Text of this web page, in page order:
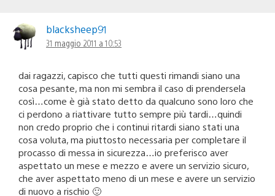
blacksheep91
31 maggio 2011 a 10:53
dai ragazzi, capisco che tutti questi rimandi siano una
cosa pesante, ma non mi sembra il caso di prendersela
così…come è già stato detto da qualcuno sono loro che
ci perdono a riattivare tutto sempre più tardi…quindi
non credo proprio che i continui ritardi siano stati una
cosa voluta, ma piuttosto necessaria per completare il
procasso di messa in sicurezza…io preferisco aver
aspettato un mese e mezzo e avere un servizio sicuro,
che aver aspettato meno di un mese e avere un servizio
di nuovo a rischio 🙂